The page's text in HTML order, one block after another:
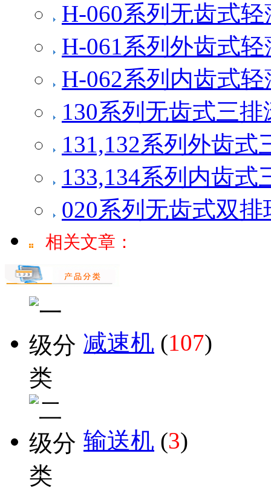
H-060系列无齿式
H-061系列外齿式
H-062系列内齿式
130系列无齿式三
131,132系列外齿
133,134系列内齿
020系列无齿式双
相关文章：
减速机 (107)
输送机 (3)